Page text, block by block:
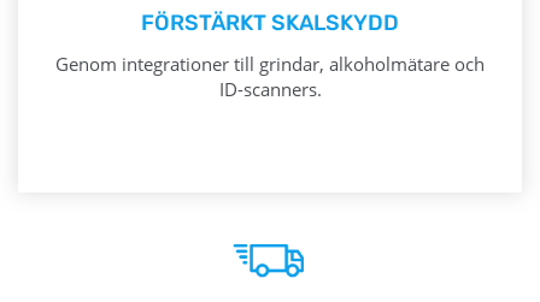
FÖRSTÄRKT SKALSKYDD
Genom integrationer till grindar, alkoholmätare och
ID-scanners.